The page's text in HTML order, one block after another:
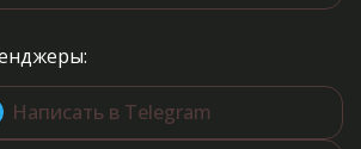
Написать в Telegram